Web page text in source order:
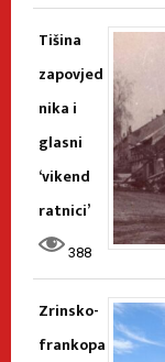
Tišina
zapovjed
nika i
glasni
‘vikend
ratnici’
388
Zrinsko-
frankopa